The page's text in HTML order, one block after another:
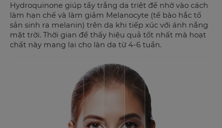
Hydroquinone giúp tẩy trắng da triệt để nhờ vào cách
làm hạn chế và làm giảm Melanocyte (tế bào hắc tố
sản sinh ra melanin) trên da khi tiếp xúc với ánh nắng
mặt trời. Thời gian để thấy hiệu quả tốt nhất mà hoạt
chất này mang lại cho làn da từ 4-6 tuần.